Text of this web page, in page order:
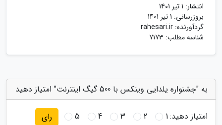
انتشار: 1 تیر 1401
بروزرسانی: 1 تیر 1401
گردآورنده: rahesari.ir
شناسه مطلب: 7173
به "جشنواره یلدایی وینکس با 500 گیگ اینترنت" امتیاز دهید
امتیاز دهید:1
2
3
4
5 رای